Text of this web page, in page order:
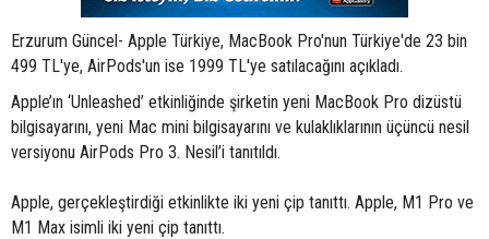
Erzurum Güncel- Apple Türkiye, MacBook Pro'nun Türkiye'de 23 bin
499 TL'ye, AirPods'un ise 1999 TL'ye satılacağını açıkladı.
Apple’ın ‘Unleashed’ etkinliğinde şirketin yeni MacBook Pro dizüstü
bilgisayarını, yeni Mac mini bilgisayarını ve kulaklıklarının üçüncü nesil
versiyonu AirPods Pro 3. Nesil’i tanıtıldı.
Apple, gerçekleştirdiği etkinlikte iki yeni çip tanıttı. Apple, M1 Pro ve
M1 Max isimli iki yeni çip tanıttı.